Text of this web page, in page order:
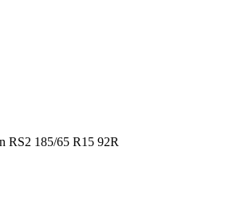
RS2 185/65 R15 92R